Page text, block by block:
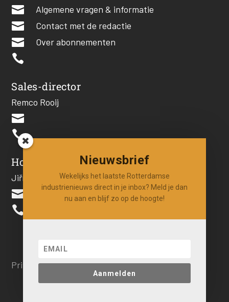
 Algemene vragen & informatie
 Contact met de redactie
 Over abonnementen

Sales-director
Remco Rooij


Hoofdredacteur
Jiří Hartog


Privacy beleid
Nieuwsbrief
Wekelijks het laatste Rotterdamse
industrienieuws direct in je inbox? Meld je dan
nu aan en blijf zo op de hoogte!
Aanmelden